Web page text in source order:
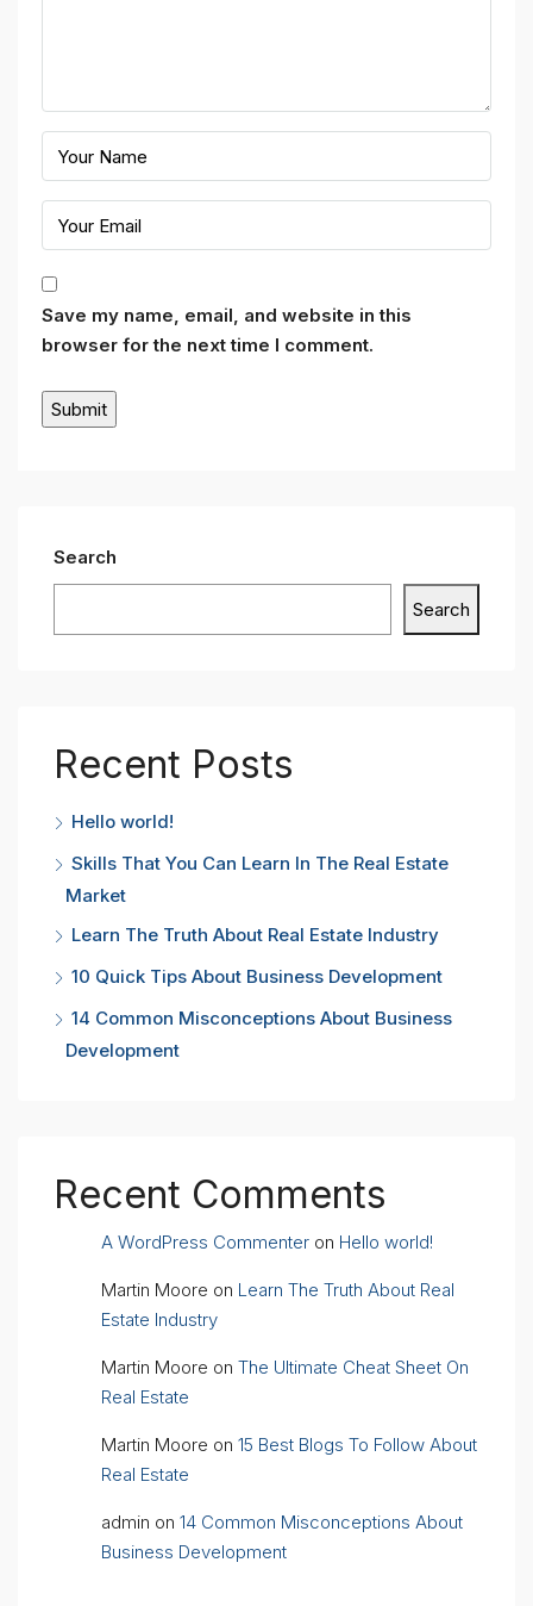
Save my name, email, and website in this
browser for the next time I comment.
Search
Search
Recent Posts
Hello world!
Skills That You Can Learn In The Real Estate
Market
Learn The Truth About Real Estate Industry
10 Quick Tips About Business Development
14 Common Misconceptions About Business
Development
Recent Comments
A WordPress Commenter on Hello world!
Martin Moore on Learn The Truth About Real
Estate Industry
Martin Moore on The Ultimate Cheat Sheet On
Real Estate
Martin Moore on 15 Best Blogs To Follow About
Real Estate
admin on 14 Common Misconceptions About
Business Development